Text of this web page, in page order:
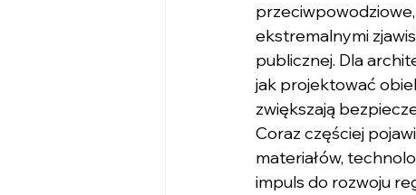
ekstremalnymi
publicznej. Dla
jak projektować
zwiększają
Coraz częściej
materiałów,
impuls do rozwoju